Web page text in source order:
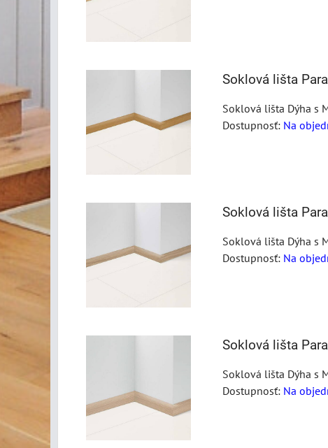
Soklová lišta
Soklová lišta Dýha s
Dostupnosť: Na
Soklová lišta
Soklová lišta Dýha s
Dostupnosť: Na
Soklová lišta
Soklová lišta Dýha s
Dostupnosť: Na